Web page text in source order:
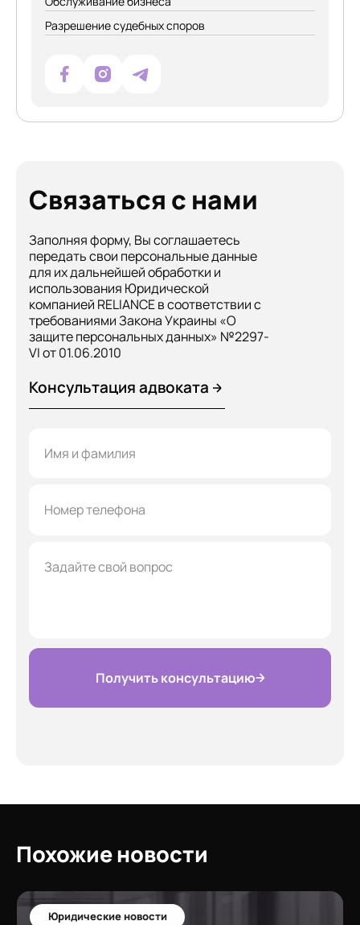
Разрешение судебных споров
Связаться с нами
Заполняя форму, Вы соглашаетесь
передать свои персональные данные
для их дальнейшей обработки и
использования Юридической
компанией RELIANCE в соответствии с
требованиями Закона Украины «О
защите персональных данных» №2297-
VI от 01.06.2010
Консультация адвоката
Получить консультацию
Похожие новости
Юридические новости